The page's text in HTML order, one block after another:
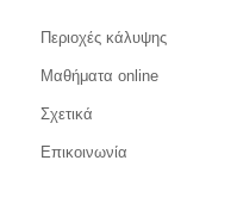
Περιοχές κάλυψης
Μαθήματα online
Σχετικά
Επικοινωνία